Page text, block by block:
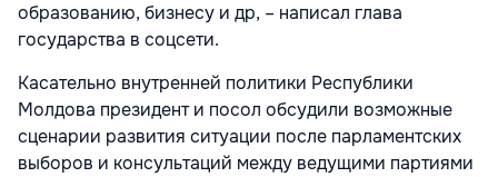
образованию, бизнесу и др, – написал глава
государства в соцсети.
Касательно внутренней политики Республики
Молдова президент и посол обсудили возможные
сценарии развития ситуации после парламентских
выборов и консультаций между ведущими партиями